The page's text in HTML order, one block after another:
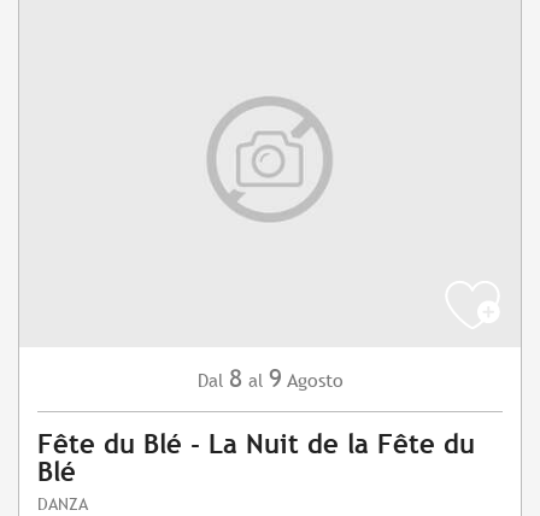
Dal 8 al 9 Agosto
Fête du Blé - La Nuit de la Fête du
Blé
DANZA